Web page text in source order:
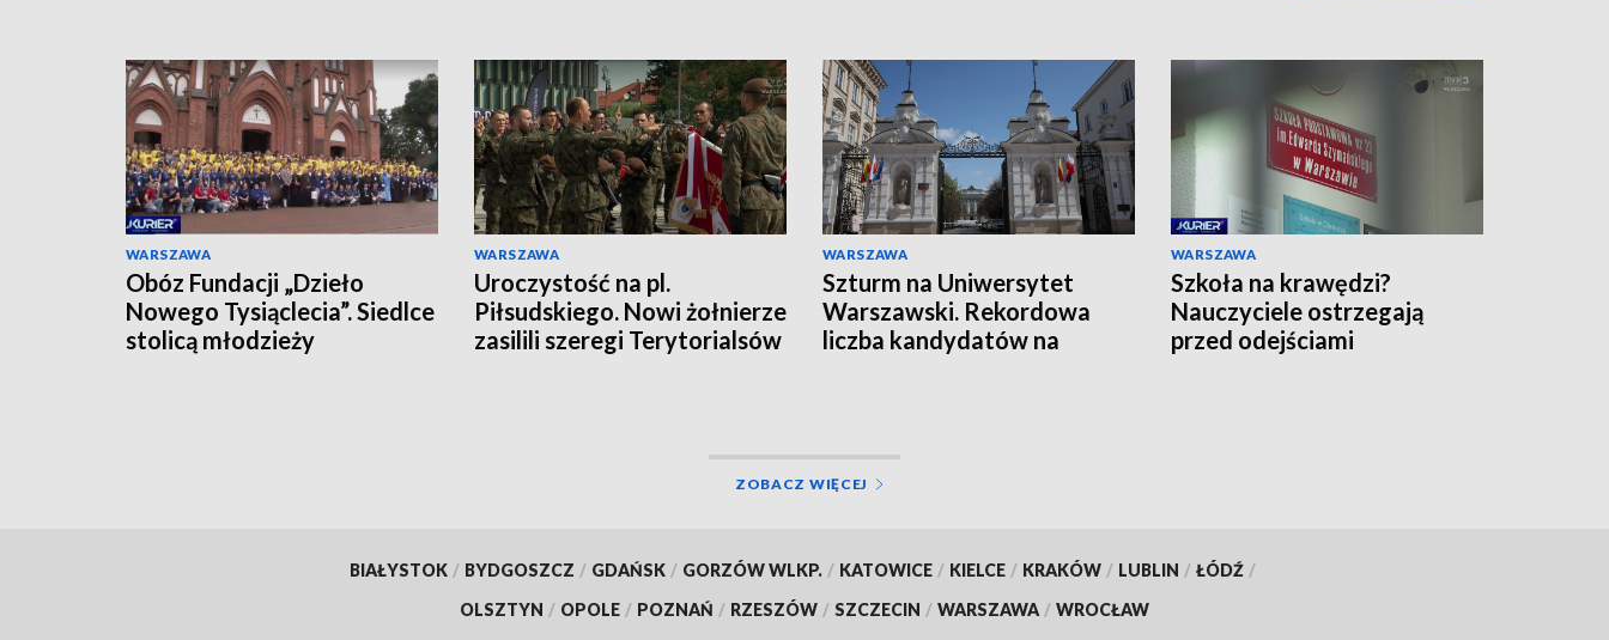
WARSZAWA
Obóz Fundacji „Dzieło
Nowego Tysiąclecia”. Siedlce
stolicą młodzieży
WARSZAWA
Uroczystość na pl.
Piłsudskiego. Nowi żołnierze
zasilili szeregi Terytorialsów
WARSZAWA
Szturm na Uniwersytet
Warszawski. Rekordowa
liczba kandydatów na
WARSZAWA
Szkoła na krawędzi?
Nauczyciele ostrzegają
przed odejściami
ZOBACZ WIĘCEJ
BIAŁYSTOK / BYDGOSZCZ / GDAŃSK / GORZÓW WLKP. / KATOWICE / KIELCE / KRAKÓW / LUBLIN / ŁÓDŹ /
OLSZTYN / OPOLE / POZNAŃ / RZESZÓW / SZCZECIN / WARSZAWA / WROCŁAW